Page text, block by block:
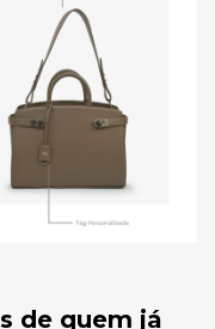
de quem já